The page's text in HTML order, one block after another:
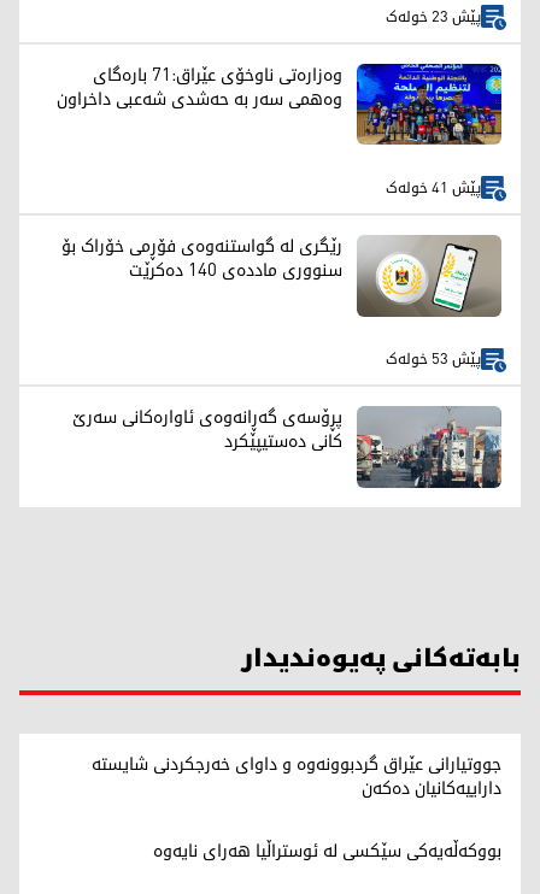
پێش 23 خولەک
وەزارەتی ناوخۆی عێراق:71 بارەگای
وەهمی سەر بە حەشدی شەعبی داخراون
پێش 41 خولەک
رێگری لە گواستنەوەی فۆڕمی خۆراک بۆ
سنووری ماددەی 140 دەکرێت
پێش 53 خولەک
پڕۆسەی گەڕانەوەی ئاوارەکانی سەرێ
کانی دەستیپێکرد
بابەتەکانی پەیوەندیدار
جووتیارانی عێراق گردبوونەوە و داوای خەرجکردنی شایستە
داراییەکانیان دەکەن
بووکەڵەیەکی سێکسی لە ئوستراڵیا هەرای نایەوە